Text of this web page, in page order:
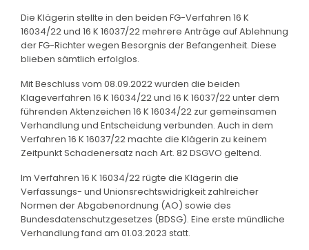
Die Klägerin stellte in den beiden FG-Verfahren 16 K
16034/22 und 16 K 16037/22 mehrere Anträge auf Ablehnung
der FG-Richter wegen Besorgnis der Befangenheit. Diese
blieben sämtlich erfolglos.
Mit Beschluss vom 08.09.2022 wurden die beiden
Klageverfahren 16 K 16034/22 und 16 K 16037/22 unter dem
führenden Aktenzeichen 16 K 16034/22 zur gemeinsamen
Verhandlung und Entscheidung verbunden. Auch in dem
Verfahren 16 K 16037/22 machte die Klägerin zu keinem
Zeitpunkt Schadenersatz nach Art. 82 DSGVO geltend.
Im Verfahren 16 K 16034/22 rügte die Klägerin die
Verfassungs- und Unionsrechtswidrigkeit zahlreicher
Normen der Abgabenordnung (AO) sowie des
Bundesdatenschutzgesetzes (BDSG). Eine erste mündliche
Verhandlung fand am 01.03.2023 statt.